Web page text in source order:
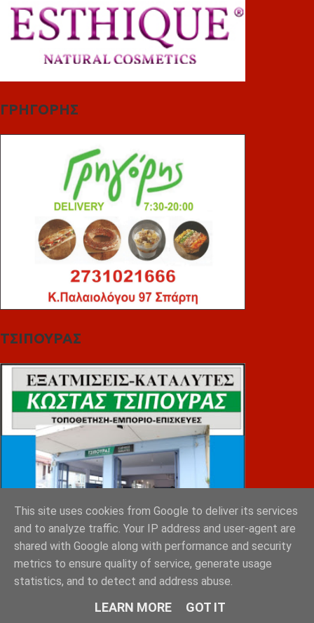
ΓΡΗΓΟΡΗΣ
ΤΣΙΠΟΥΡΑΣ
This site uses cookies from Google to deliver its services
and to analyze traffic. Your IP address and user-agent are
shared with Google along with performance and security
metrics to ensure quality of service, generate usage
statistics, and to detect and address abuse.
LEARN MORE GOT IT